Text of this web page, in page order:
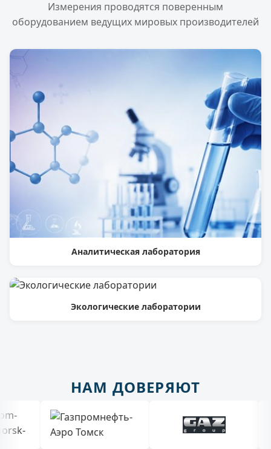
Измерения проводятся поверенным
оборудованием ведущих мировых производителей
Аналитическая лаборатория
Экологические лаборатории
НАМ ДОВЕРЯЮТ